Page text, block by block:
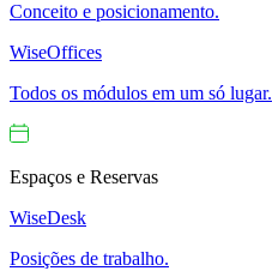
Conceito e posicionamento.
WiseOffices
Todos os módulos em um só lugar.
Espaços e Reservas
WiseDesk
Posições de trabalho.